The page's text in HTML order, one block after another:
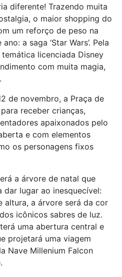
diferente! Trazendo muita
o maior shopping do
um reforço de peso na
a saga ‘Star Wars’. Pela
licenciada Disney
com muita magia,
de novembro, a Praça de
receber crianças,
apaixonados pelo
e com elementos
os personagens fixos
a árvore de natal que
lugar ao inesquecível:
altura, a árvore será da cor
icônicos sabres de luz.
uma abertura central e
projetará uma viagem
Nave Millenium Falcon